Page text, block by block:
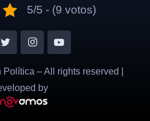
5/5 - (9 votos)
– All rights reserved |
by